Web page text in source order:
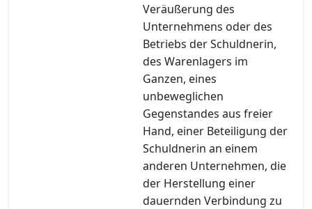
Veräußerung des
Unternehmens oder des
Betriebs der Schuldnerin,
des Warenlagers im
Ganzen, eines
unbeweglichen
Gegenstandes aus freier
Hand, einer Beteiligung der
Schuldnerin an einem
anderen Unternehmen, die
der Herstellung einer
dauernden Verbindung zu